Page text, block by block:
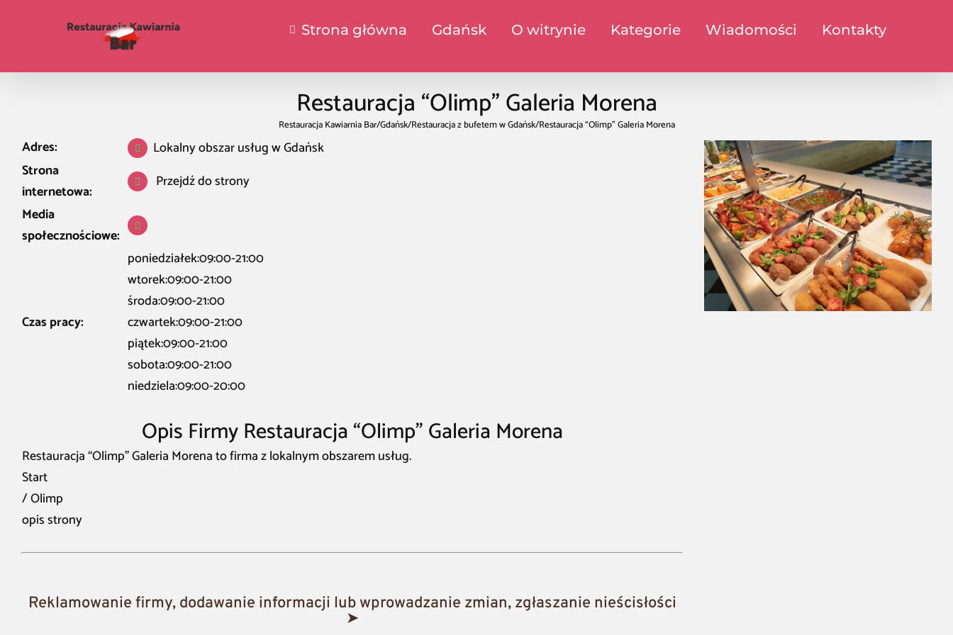
Strona główna Gdańsk O witrynie Kategorie Wiadomości Kontakty
Restauracja “Olimp” Galeria Morena
Restauracja Kawiarnia Bar/Gdańsk/Restauracja z bufetem w Gdańsk/Restauracja “Olimp” Galeria Morena
Adres:
Lokalny obszar usług w Gdańsk
Strona
internetowa:
Przejdź do strony
Media
społecznościowe:
Czas pracy:
poniedziałek:09:00-21:00
wtorek:09:00-21:00
środa:09:00-21:00
czwartek:09:00-21:00
piątek:09:00-21:00
sobota:09:00-21:00
niedziela:09:00-20:00
Opis Firmy Restauracja “Olimp” Galeria Morena
Restauracja “Olimp” Galeria Morena to firma z lokalnym obszarem usług.
Start
/ Olimp
opis strony
Reklamowanie firmy, dodawanie informacji lub wprowadzanie zmian, zgłaszanie nieścisłości
➤